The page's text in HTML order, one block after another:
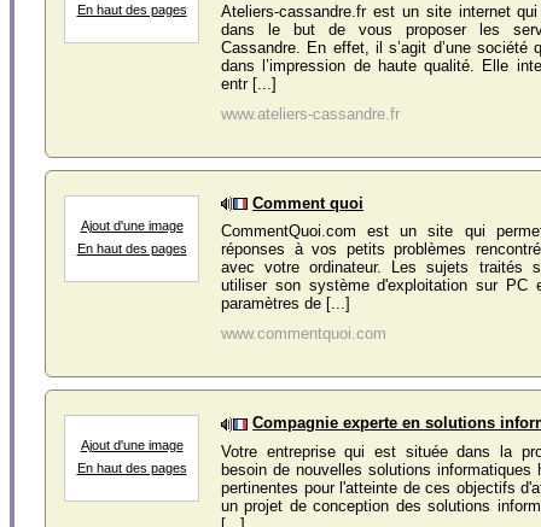
En haut des pages
Ateliers-cassandre.fr est un site internet
dans le but de vous proposer les
Cassandre. En effet, il s’agit d’une société
dans l’impression de haute qualité. Elle
entr [...]
www.ateliers-cassandre.fr
Ajout d'une image
En haut des pages
Comment quoi
CommentQuoi.com est un site qui
réponses à vos petits problèmes
avec votre ordinateur. Les sujets traités
utiliser son système d'exploitation sur PC
paramètres de [...]
www.commentquoi.com
Ajout d'une image
En haut des pages
Compagnie experte en solutions
Votre entreprise qui est située dans la
besoin de nouvelles solutions informatiques
pertinentes pour l'atteinte de ces objectifs
un projet de conception des solutions